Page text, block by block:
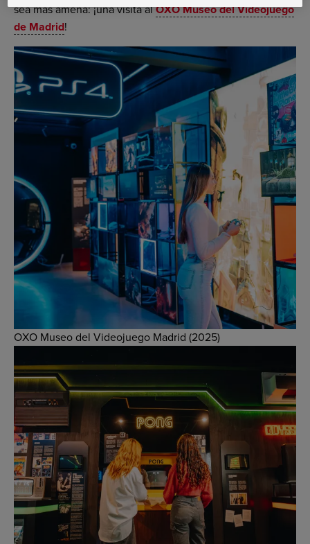
sea más amena: ¡una visita alOXO Museo del Videojuego
de Madrid!
OXO Museo del Videojuego Madrid (2025)